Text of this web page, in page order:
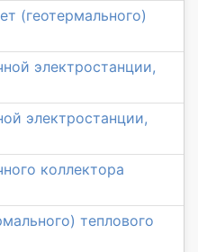
(геотермального)
электростанции,
электростанции,
коллектора
теплового